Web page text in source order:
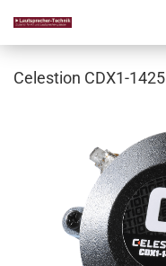
Celestion CDX1-